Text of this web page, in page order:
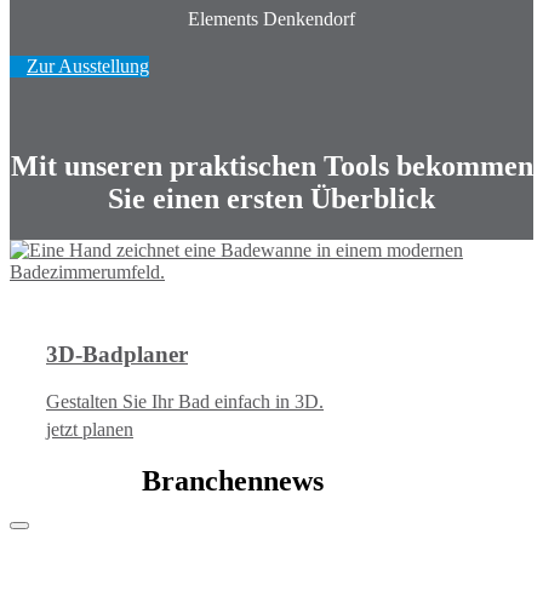
Elements Denkendorf
Zur Ausstellung
Mit unseren praktischen Tools bekommen
Sie einen ersten Überblick
3D-Badplaner
Gestalten Sie Ihr Bad einfach in 3D.
jetzt planen
Branchennews